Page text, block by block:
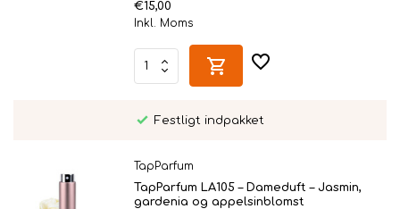
€15,00
Inkl. Moms
Personligt leveret i Twente
TapParfum
TapParfum LA105 – Dameduft – Jasmin,
gardenia og appelsinblomst